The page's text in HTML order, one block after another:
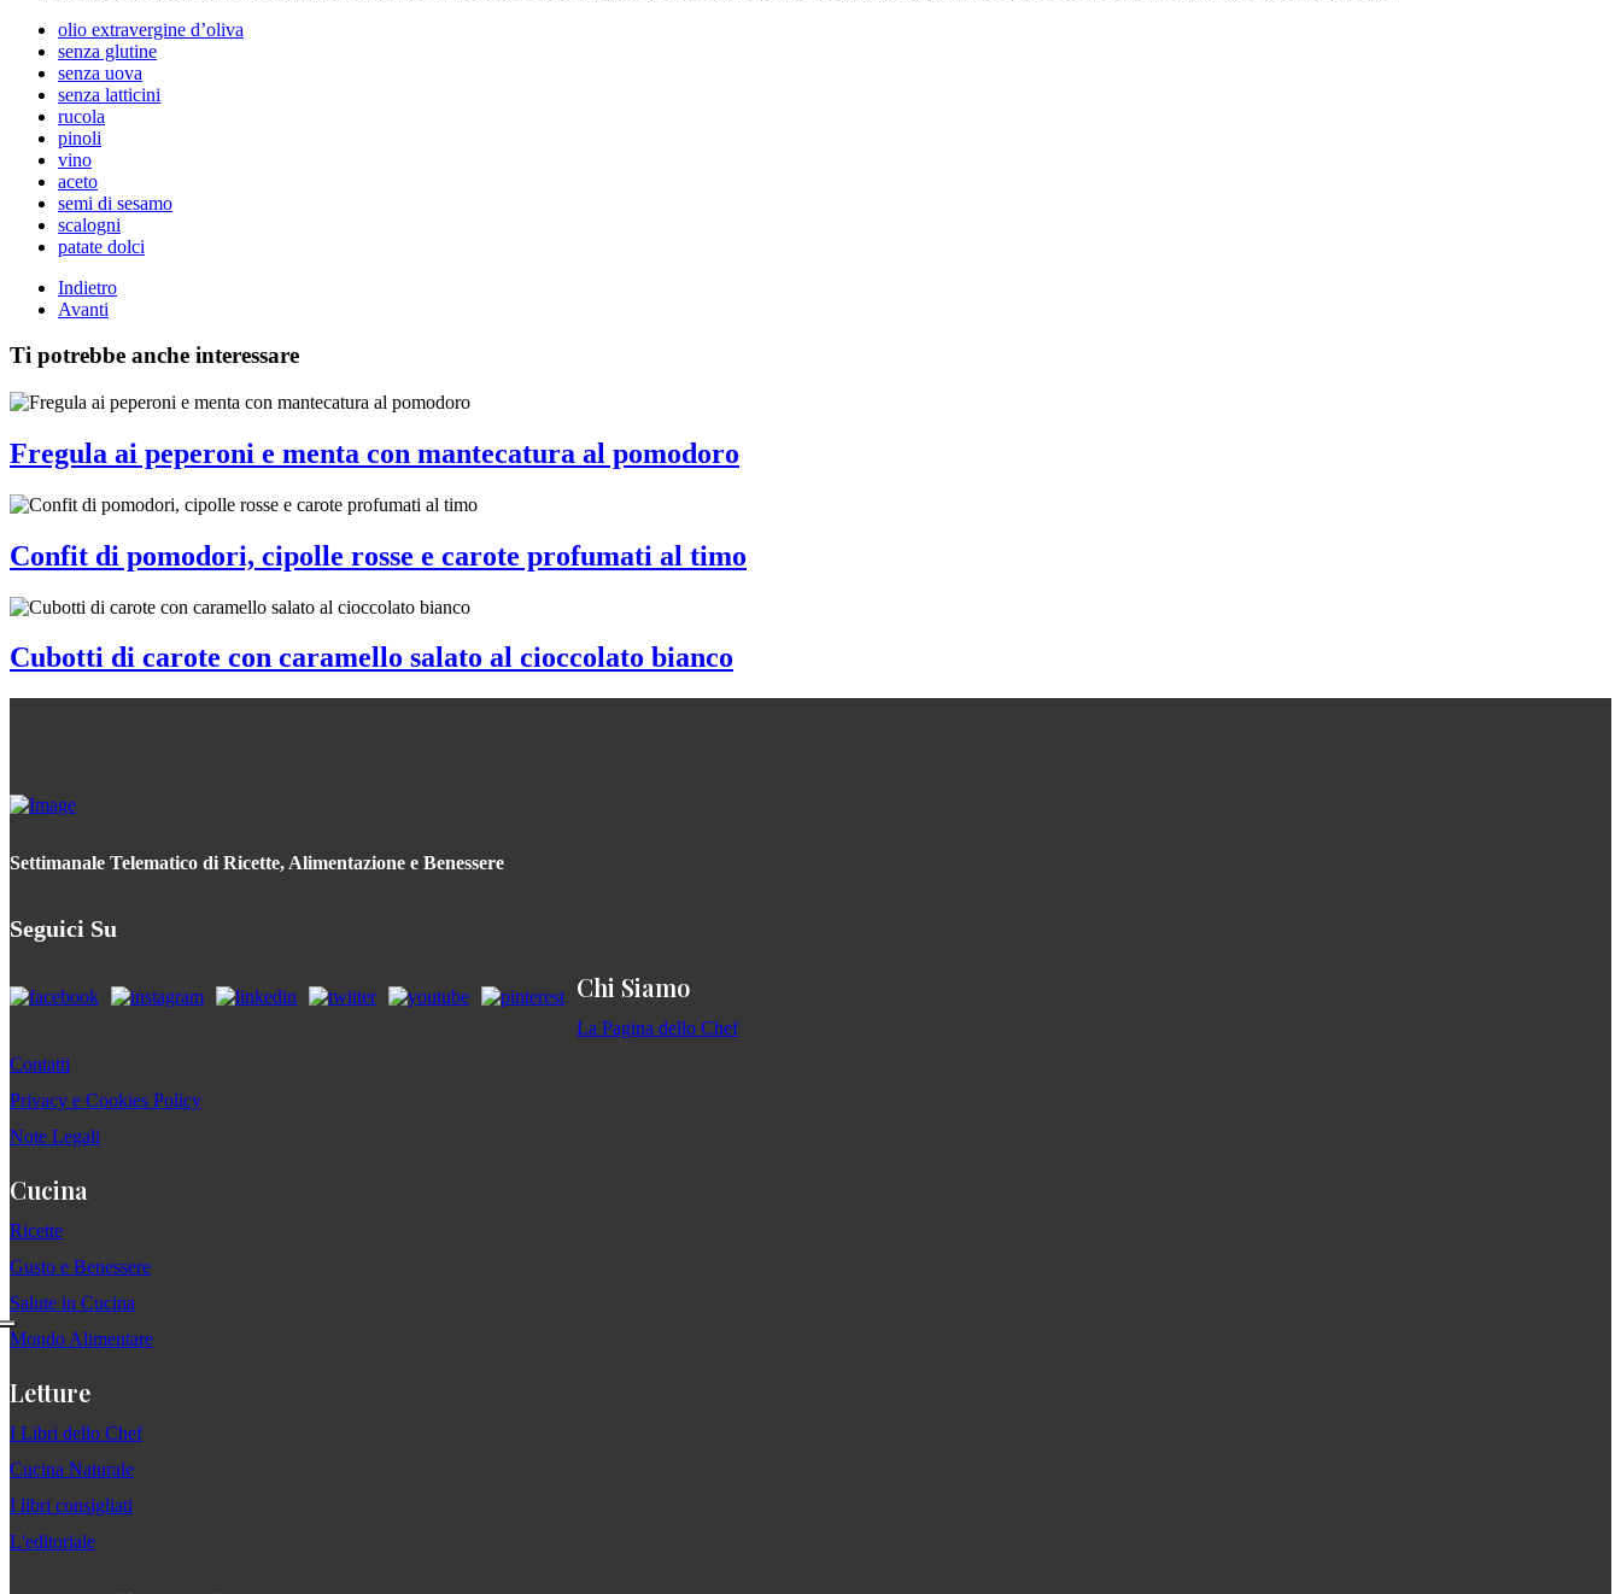
olio extravergine d’oliva
senza glutine
senza uova
senza latticini
rucola
pinoli
vino
aceto
semi di sesamo
scalogni
patate dolci
Indietro
Avanti
Ti potrebbe anche interessare
Fregula ai peperoni e menta con mantecatura al pomodoro
Confit di pomodori, cipolle rosse e carote profumati al timo
Cubotti di carote con caramello salato al cioccolato bianco
Settimanale Telematico di Ricette, Alimentazione e Benessere
Seguici Su
Chi Siamo
La Pagina dello Chef
Contatti
Privacy e Cookies Policy
Note Legali
Cucina
Ricette
Gusto e Benessere
Salute in Cucina
Mondo Alimentare
Letture
I Libri dello Chef
Cucina Naturale
I libri consigliati
L'editoriale